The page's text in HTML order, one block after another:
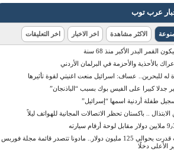
عرب توب
الاكثر مشاهدة اخر الاخبار اخر التعليقات
القمر البدر الأكبر منذ 68 سنة
بالأحذية والأحزمة في البرلمان الأردني
له للبحرين.. عساف: اسرائيل منعت اغنيتي لقوة تأثيرها
جدلا كبيرا على الفيس بوك بسبب “الباذنجان”
طفلة أردنية اسمها “إسرائيل”
.. باكستان تحظر الاتصالات المجانية للهواتف ليلاً
بإيرادات قدرت بحوالي 125 مليون دولار.. مادونا تتصدر قائمة مجلة فوربس
دخلًا